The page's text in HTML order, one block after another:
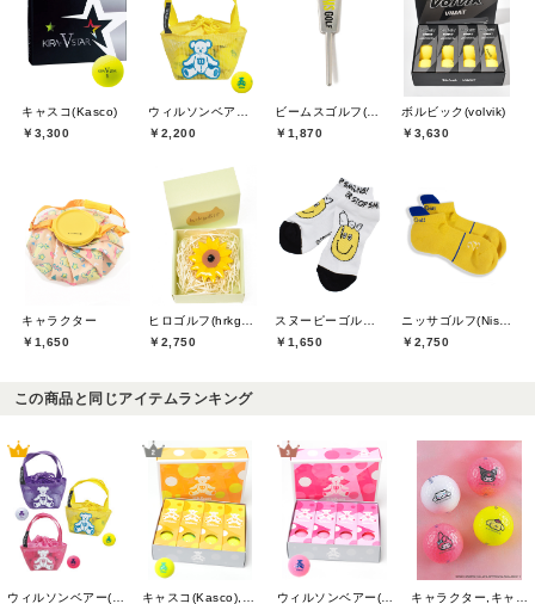
キャスコ(Kasco)
￥3,300
￥2,200
￥1,870
ボルビック(volvik)
￥3,630
キャラクター
￥1,650
￥2,750
￥1,650
￥2,750
この商品と同じアイテムランキング